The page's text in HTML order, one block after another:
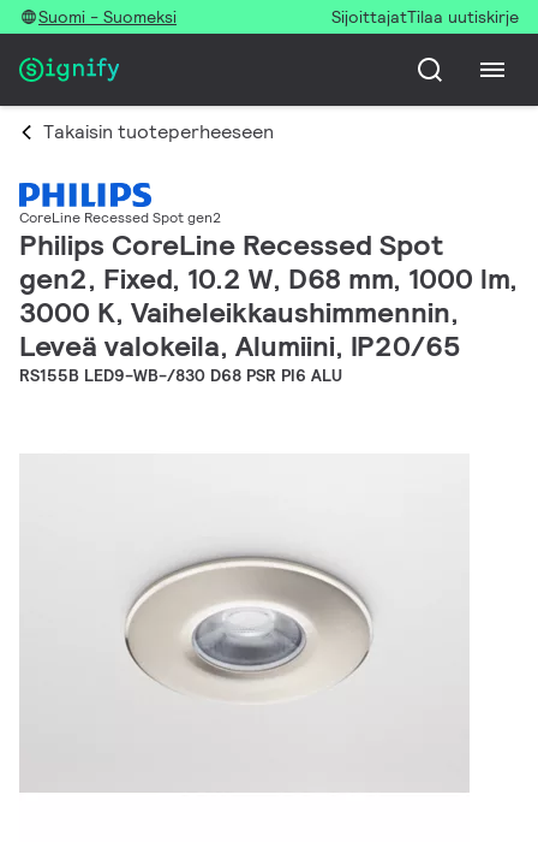
Suomi - Suomeksi SijoittajatTilaa uutiskirje
Takaisin tuoteperheeseen
CoreLine Recessed Spot gen2
Philips CoreLine Recessed Spot
gen2, Fixed, 10.2 W, D68 mm, 1000 lm,
3000 K, Vaiheleikkaushimmennin,
Leveä valokeila, Alumiini, IP20/65
RS155B LED9-WB-/830 D68 PSR PI6 ALU